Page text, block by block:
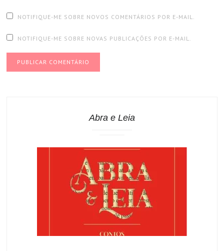
NOTIFIQUE-ME SOBRE NOVOS COMENTÁRIOS POR E-MAIL.
NOTIFIQUE-ME SOBRE NOVAS PUBLICAÇÕES POR E-MAIL.
Abra e Leia